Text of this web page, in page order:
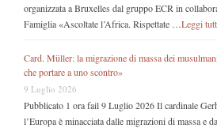
organizzata a Bruxelles dal gruppo ECR in
Famiglia «Ascoltate l’Africa. Rispettate … Leggi
Card. Müller: la migrazione di massa dei
che portare a uno scontro»
9 Luglio 2026
Pubblicato 1 ora fail 9 Luglio 2026 Il cardinale
l’Europa è minacciata dalle migrazioni di massa e